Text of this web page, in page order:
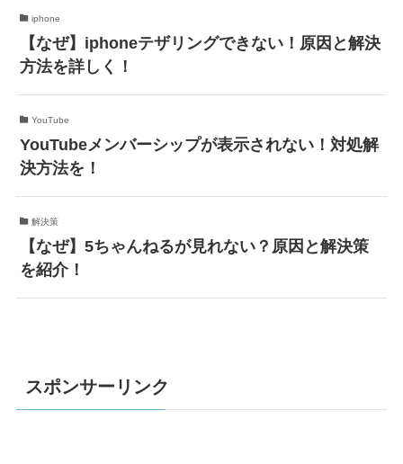
iphone
【なぜ】iphoneテザリングできない！原因と解決
方法を詳しく！
YouTube
YouTubeメンバーシップが表示されない！対処解
決方法を！
解決策
【なぜ】5ちゃんねるが見れない？原因と解決策
を紹介！
スポンサーリンク